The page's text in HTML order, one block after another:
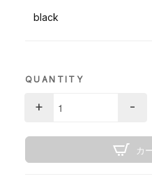
black
QUANTITY
+ -
カ